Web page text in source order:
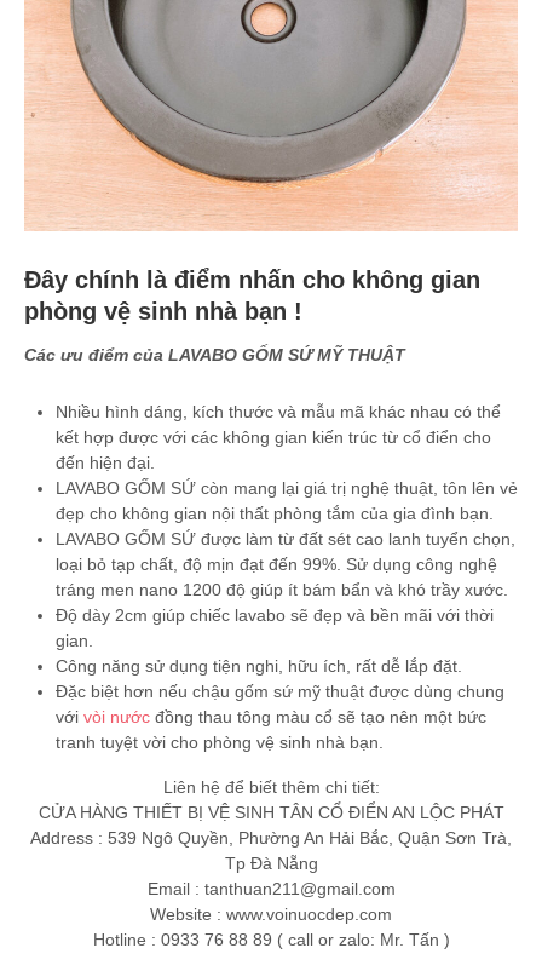
Đây chính là điểm nhấn cho không gian
phòng vệ sinh nhà bạn !
Các ưu điểm của LAVABO GỐM SỨ MỸ THUẬT
Nhiều hình dáng, kích thước và mẫu mã khác nhau có thể
kết hợp được với các không gian kiến trúc từ cổ điển cho
đến hiện đại.
LAVABO GỐM SỨ còn mang lại giá trị nghệ thuật, tôn lên vẻ
đẹp cho không gian nội thất phòng tắm của gia đình bạn.
LAVABO GỐM SỨ được làm từ đất sét cao lanh tuyển chọn,
loại bỏ tạp chất, độ mịn đạt đến 99%. Sử dụng công nghệ
tráng men nano 1200 độ giúp ít bám bẩn và khó trầy xước.
Độ dày 2cm giúp chiếc lavabo sẽ đẹp và bền mãi với thời
gian.
Công năng sử dụng tiện nghi, hữu ích, rất dễ lắp đặt.
Đặc biệt hơn nếu chậu gốm sứ mỹ thuật được dùng chung
với vòi nước đồng thau tông màu cổ sẽ tạo nên một bức
tranh tuyệt vời cho phòng vệ sinh nhà bạn.
Liên hệ để biết thêm chi tiết:
CỬA HÀNG THIẾT BỊ VỆ SINH TÂN CỔ ĐIỂN AN LỘC PHÁT
Address : 539 Ngô Quyền, Phường An Hải Bắc, Quận Sơn Trà,
Tp Đà Nẵng
Email : tanthuan211@gmail.com
Website : www.voinuocdep.com
Hotline : 0933 76 88 89 ( call or zalo: Mr. Tấn )